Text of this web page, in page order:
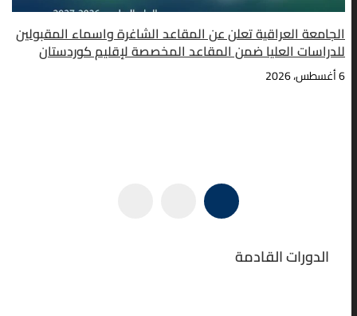
الجامعة العراقية تعلن عن المقاعد الشاغرة واسماء المقبولين
للدراسات العليا ضمن المقاعد المخصصة لإقليم كوردستان
6 أغسطس، 2026
الدورات القادمة